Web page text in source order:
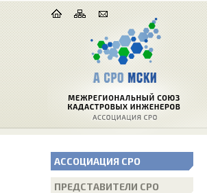
АССОЦИАЦИЯ СРО
ПРЕДСТАВИТЕЛИ СРО